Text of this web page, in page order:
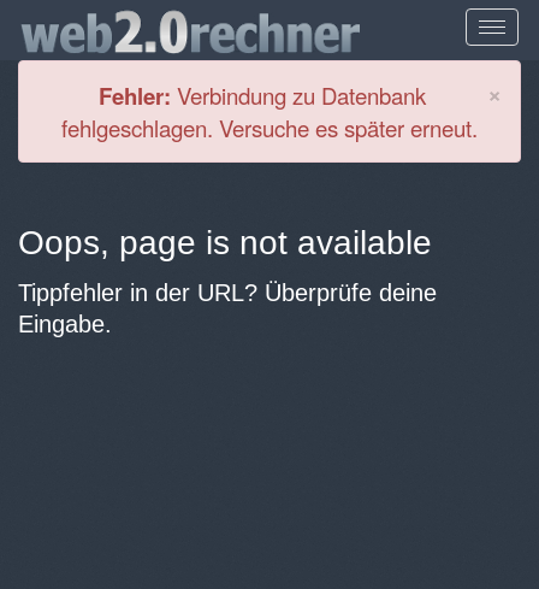
×
Fehler: Verbindung zu Datenbank
fehlgeschlagen. Versuche es später erneut.
Oops, page is not available
Tippfehler in der URL? Überprüfe deine
Eingabe.